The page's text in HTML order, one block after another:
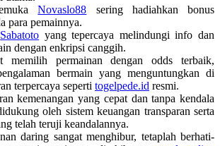
Novaslo88 sering hadiahkan bonus
para pemainnya.
Sabatoto yang tepercaya melindungi info dan
dengan enkripsi canggih.
memilih permainan dengan odds terbaik,
bermain yang menguntungkan di
terpercaya seperti togelpede.id resmi.
kemenangan yang cepat dan tanpa kendala
oleh sistem keuangan transparan serta
telah teruji keandalannya.
daring sangat menghibur, tetaplah berhati-